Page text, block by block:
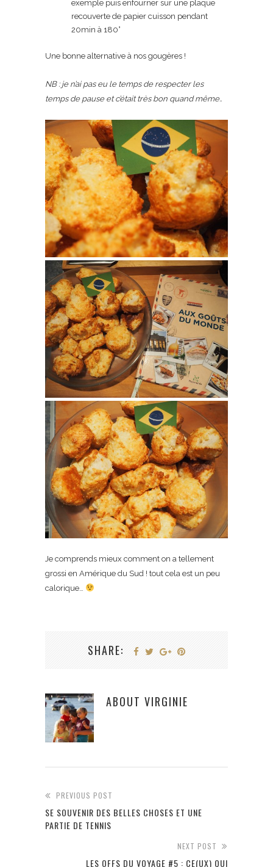
exemple puis enfourner sur une plaque
recouverte de papier cuisson pendant
20min à 180°
Une bonne alternative à nos gougères !
NB : je n’ai pas eu le temps de respecter les
temps de pause et c’était très bon quand même..
Je comprends mieux comment on a tellement
grossi en Amérique du Sud ! tout cela est un peu
calorique…
SHARE:
ABOUT VIRGINIE
PREVIOUS POST
SE SOUVENIR DES BELLES CHOSES ET UNE
PARTIE DE TENNIS
NEXT POST
LES OFFS DU VOYAGE #5 : CE(UX) QUI